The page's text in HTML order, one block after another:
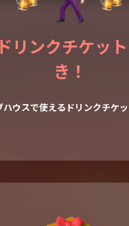
リンクチケッ
き！
ハウスで使えるドリンクチケ